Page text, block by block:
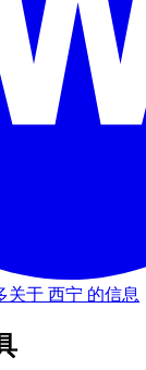
关于 西宁 的信息